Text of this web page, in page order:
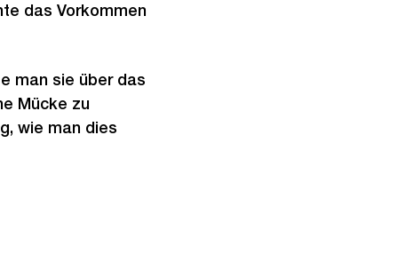
das Vorkommen
man sie über das
Mücke zu
wie man dies